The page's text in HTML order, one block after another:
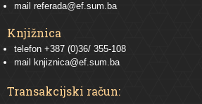
mail referada@ef.sum.ba
Knjižnica
telefon +387 (0)36/ 355-108
mail
knjiznica@ef.sum.ba
Transakcijski račun: